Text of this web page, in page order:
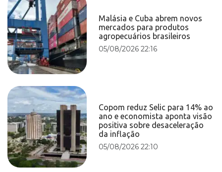
Malásia e Cuba abrem novos
mercados para produtos
agropecuários brasileiros
05/08/2026 22:16
Copom reduz Selic para 14% ao
ano e economista aponta visão
positiva sobre desaceleração
da inflação
05/08/2026 22:10